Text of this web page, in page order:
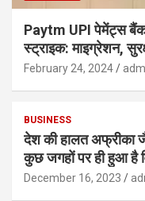
Paytm UPI पेमेंट्स बैंक
स्ट्राइक: माइग्रेशन,
February 24, 2024
BUSINESS
देश की हालत अफ्रीका
कुछ जगहों पर ही हुआ है
December 16, 2023